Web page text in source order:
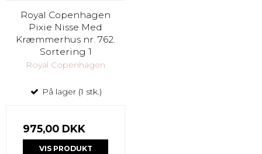
Royal Copenhagen
Pixie Nisse Med
Kræmmerhus nr. 762.
Sortering 1
Royal Copenhagen
På lager (1 stk.)
975,00 DKK
VIS PRODUKT